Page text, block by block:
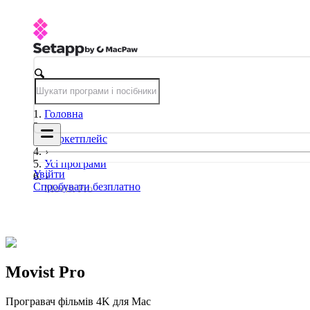
Увійти
Спробувати безплатно
Головна
Маркетплейс
Усі програми
Movist Pro
Movist Pro
Програвач фільмів 4K для Mac